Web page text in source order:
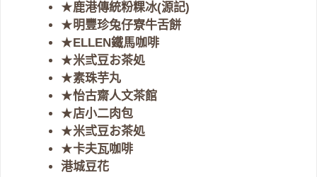
★鹿港傳統粉粿冰(源記)
★明豐珍兔仔寮牛舌餅
★ ELLEN鐵馬咖啡
★米弎豆お茶処
★素珠芋丸
★怡古齋人文茶館
★店小二肉包
★米弎豆お茶処
★卡夫瓦咖啡
港城豆花